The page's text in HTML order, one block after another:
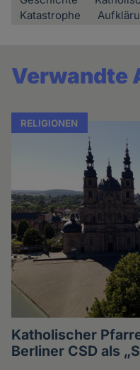
Katastrophe
Verwandte
RELIGIONEN
Katholischer
Berliner CSD als